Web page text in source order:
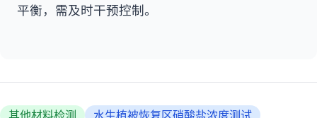
平衡，需及时干预控制。